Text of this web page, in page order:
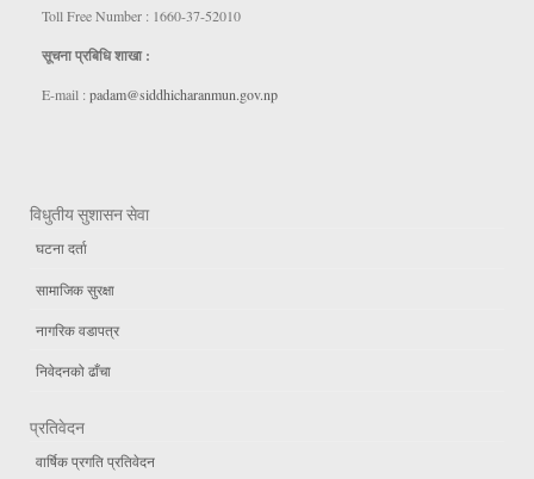
Toll Free Number : 1660-37-52010
सूचना प्रबिधि शाखा :
E-mail : padam@siddhicharanmun.gov.np
विधुतीय सुशासन सेवा
घटना दर्ता
सामाजिक सुरक्षा
नागरिक वडापत्र
निवेदनको ढाँचा
प्रतिवेदन
वार्षिक प्रगति प्रतिवेदन